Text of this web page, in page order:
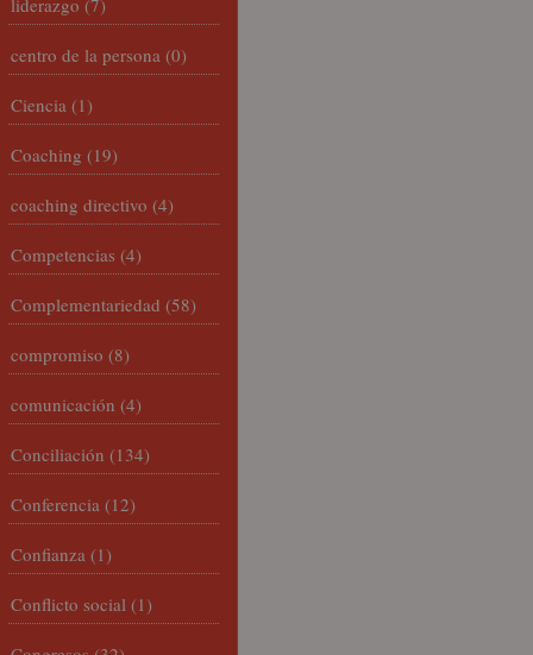
liderazgo (7)
centro de la persona (0)
Ciencia (1)
Coaching (19)
coaching directivo (4)
Competencias (4)
Complementariedad (58)
compromiso (8)
comunicación (4)
Conciliación (134)
Conferencia (12)
Confianza (1)
Conflicto social (1)